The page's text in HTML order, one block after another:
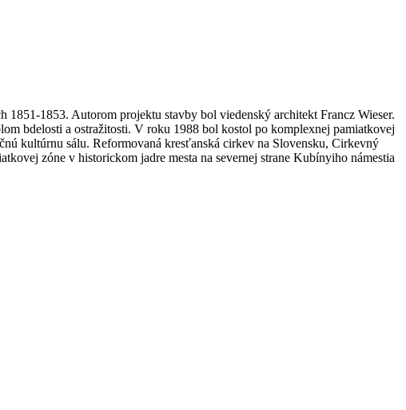
1853. Autorom projektu stavby bol viedenský architekt Francz Wieser.
bdelosti a ostražitosti. V roku 1988 bol kostol po komplexnej pamiatkovej
kultúrnu sálu. Reformovaná kresťanská cirkev na Slovensku, Cirkevný
zóne v historickom jadre mesta na severnej strane Kubínyiho námestia